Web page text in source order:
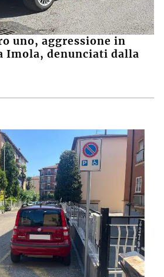
uno, aggressione in
Imola, denunciati dalla